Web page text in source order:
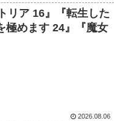
リア 16』『転生した
極めます 24』『魔女
2026.08.06